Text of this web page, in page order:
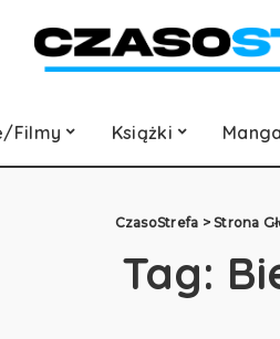
Filmy Książki
CzasoStrefa >Strona
Tag: